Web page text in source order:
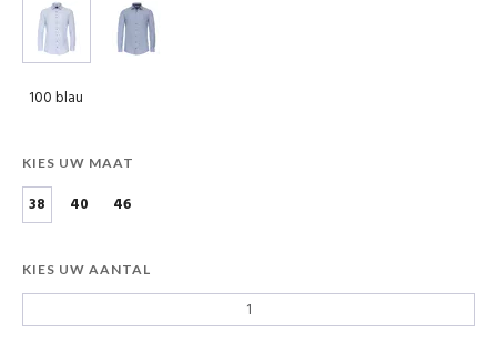
100 blau
KIES UW MAAT
38 40 46
KIES UW AANTAL